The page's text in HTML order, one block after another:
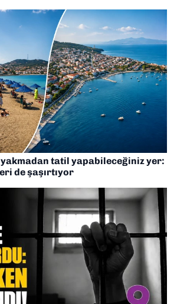
tatil yapabileceğiniz yer:
de şaşırtıyor